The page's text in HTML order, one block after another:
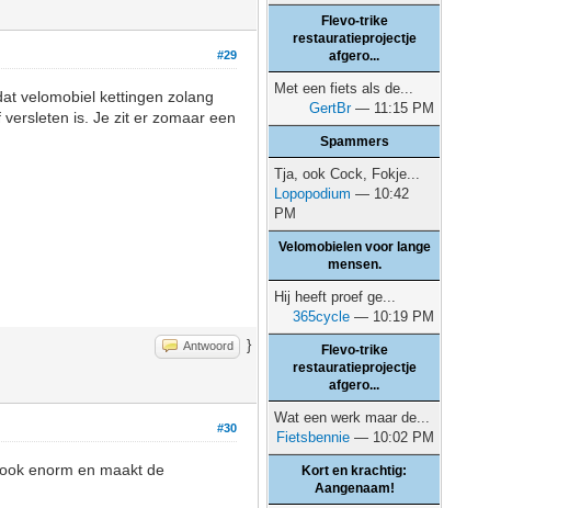
#29
velomobiel kettingen zolang
is. Je zit er zomaar een
Antwoord }
#30
enorm en maakt de
Flevo-trike
restauratieprojectje
afgero...
Met een fiets als de...
GertBr— 11:15 PM
Spammers
Tja, ook Cock, Fokje...
Lopopodium — 10:42
PM
Velomobielen voor lange
mensen.
Hij heeft proef ge...
365cycle — 10:19 PM
Flevo-trike
restauratieprojectje
afgero...
Wat een werk maar de...
Fietsbennie — 10:02 PM
Kort en krachtig:
Aangenaam!